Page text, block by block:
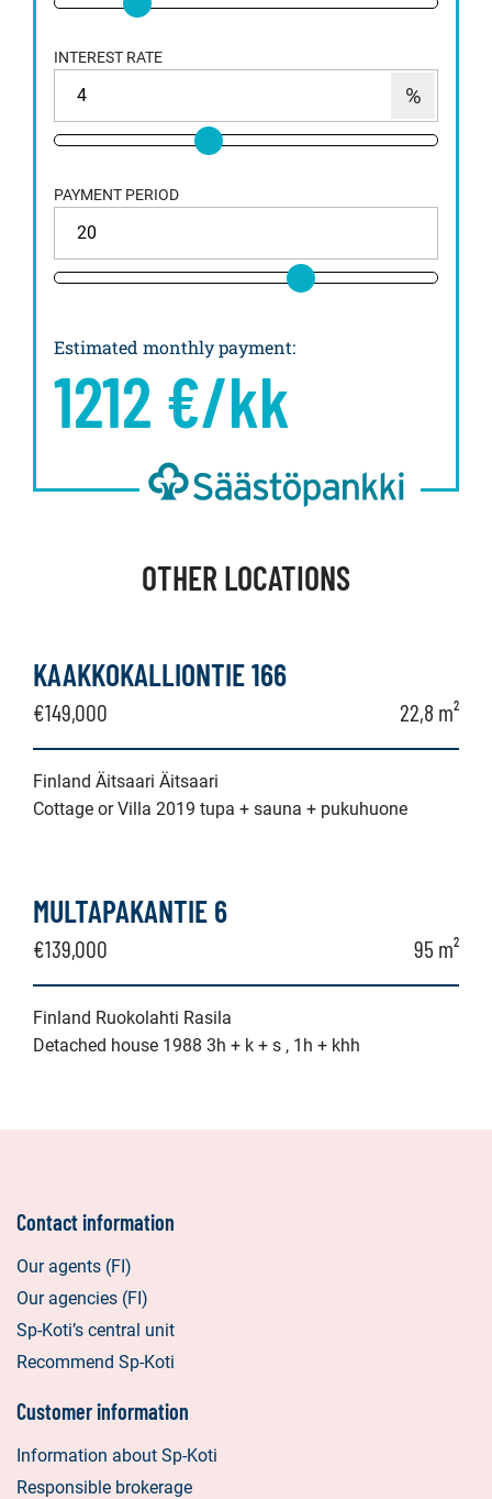
INTEREST RATE
PAYMENT PERIOD
Estimated monthly payment:
1212 €/kk
OTHER LOCATIONS
KAAKKOKALLIONTIE 166
€149,000 22,8 m²
Finland Äitsaari Äitsaari
Cottage or Villa 2019 tupa + sauna + pukuhuone
MULTAPAKANTIE 6
€139,000 95 m²
Finland Ruokolahti Rasila
Detached house 1988 3h + k + s , 1h + khh
Contact information
Our agents (FI)
Our agencies (FI)
Sp-Koti’s central unit
Recommend Sp-Koti
Customer information
Information about Sp-Koti
Responsible brokerage